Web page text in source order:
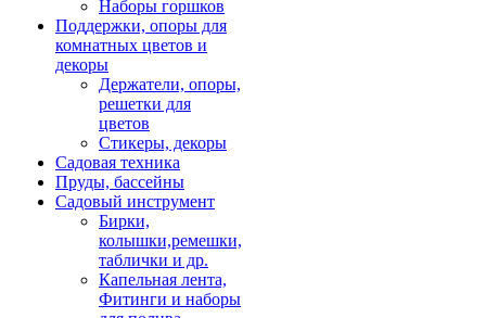
Наборы горшков
Поддержки, опоры для
комнатных цветов и
декоры
Держатели, опоры,
решетки для
цветов
Стикеры, декоры
Садовая техника
Пруды, бассейны
Садовый инструмент
Бирки,
колышки,ремешки,
таблички и др.
Капельная лента,
Фитинги и наборы